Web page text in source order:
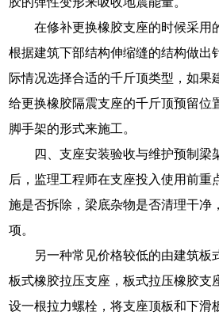
在修补更换橡胶支座的时候采用
根据建筑下部结构伸缩缝的结构做出
际情况选择合适的千斤顶类型，如果
给更换橡胶隔震支座的千斤顶预留位
脚手架的形式来施工。
四、支座安装验收与维护预制梁
后，监理工程师在支座投入使用前重
施是否拆除，梁底杂物是否清理干净
项。
另一种常见价格较低的由建筑板
板式橡胶拉压支座，板式拉压橡胶支
设一根拉力螺栓，将支座顶板和下滑